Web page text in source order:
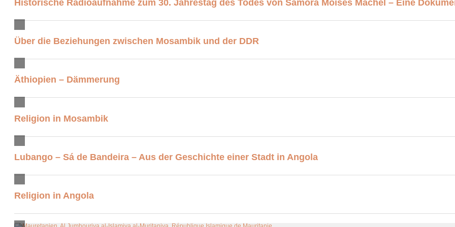
Historische Radioaufnahme zum 30. Jahrestag des Todes von Samora Moisés Machel – Eine
Über die Beziehungen zwischen Mosambik und der DDR
Äthiopien – Dämmerung
Religion in Mosambik
Lubango – Sá de Bandeira – Aus der Geschichte einer Stadt in Angola
Religion in Angola